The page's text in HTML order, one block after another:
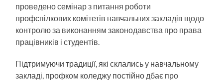
проведено семінар з питання роботи
профспілкових комітетів навчальних закладів щодо
контролю за виконанням законодавства про права
працівників і студентів.
Підтримуючи традиції, які склались у навчальному
закладі, профком коледжу постійно дбає про